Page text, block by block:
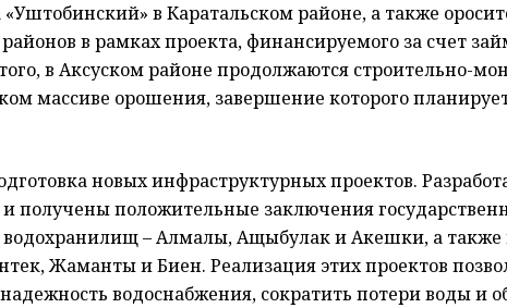
в Каратальском районе, а также
районов в рамках проекта, финансируемого за счет
в Аксуском районе продолжаются строительно-
массиве орошения, завершение которого
новых инфраструктурных проектов.
получены положительные заключения
водохранилищ – Алмалы, Ащыбулак и Акешки, а также
Жаманты и Биен. Реализация этих проектов
водоснабжения, сократить потери воды и